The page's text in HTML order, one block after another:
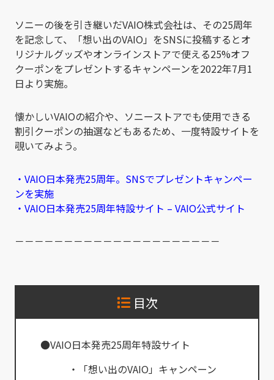
ソニーの後を引き継いだVAIO株式会社は、その25周年
を記念して、「想い出のVAIO」をSNSに投稿するとオ
リジナルグッズやオンラインストアで使える25%オフ
クーポンをプレゼントするキャンペーンを2022年7月1
日より実施。
懐かしいVAIOの紹介や、ソニーストアでも使用できる
割引クーポンの抽選などもあるため、一度特設サイトを
覗いてみよう。
・VAIO日本発売25周年。SNSでプレゼントキャンペー
ンを実施
・VAIO日本発売25周年特設サイト – VAIO公式サイト
－－－－－－－－－－－－－－－－－－－－－
目次
●VAIO日本発売25周年特設サイト
・「想い出のVAIO」キャンペーン